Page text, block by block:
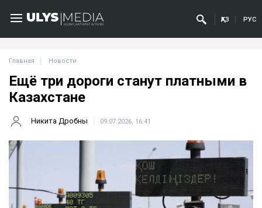
ҚАЗ РУС
Главная Новости
Ещё три дороги станут платными в
Казахстане
Никита Дробны 09.07.2026, 16:41